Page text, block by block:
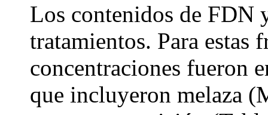
Los contenidos de FDN
tratamientos. Para estas
concentraciones fueron
que incluyeron melaza